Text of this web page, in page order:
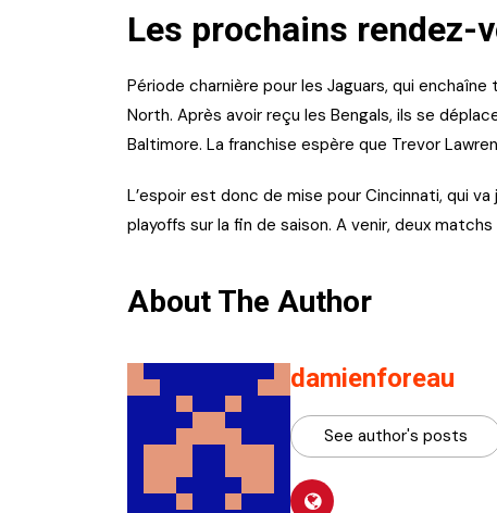
Les prochains rendez-
Période charnière pour les Jaguars, qui
North. Après avoir reçu les Bengals, ils se
Baltimore. La franchise espère que Trevor
L’espoir est donc de mise pour Cincinnati, qui
playoffs sur la fin de saison. A venir, deux
About The Author
damienforeau
See author's posts